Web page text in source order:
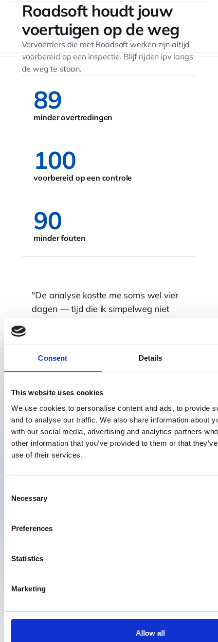
Consent Details
This website uses cookies
We use cookies to personalise content and ads, to provide
and to analyse our traffic. We also share information about
with our social media, advertising and analytics partners
other information that you’ve provided to them or that
use of their services.
Selection
Necessary
Preferences
Statistics
Marketing
Allow all
Roadsoft houdt jouw
voertuigen op de weg
Vervoerders die met Roadsoft werken zijn altijd
voorbereid op een inspectie. Blijf rijden ipv langs
de weg te staan.
89
minder overtredingen
100
voorbereid op een controle
90
minder fouten
De grootste meerwaarde van
Roadsoft is dat je op een hele
tachograafgegevens. Met daarbij
hand van up to date wetgeving.
Gerjo Pater
Ontdek hoe transportbedrijven hun compliance-
reactief naar gestructureerd en volledig onder
Succesverhalen
Ervaringen van bedrijven die met Roadsoft